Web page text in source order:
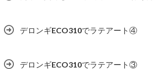
デロンギECO310でラテアート④
デロンギECO310でラテアート③